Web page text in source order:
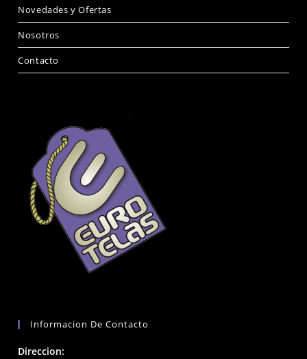
Novedades y Ofertas
Nosotros
Contacto
Informacion De Contacto
Direccion: